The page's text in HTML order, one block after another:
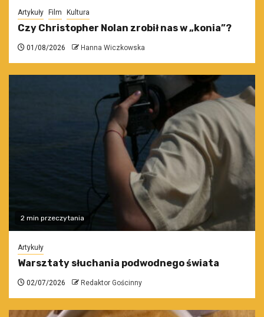
Artykuły Film Kultura
Czy Christopher Nolan zrobił nas w „konia”?
01/08/2026 Hanna Wiczkowska
2 min przeczytania
Artykuły
Warsztaty słuchania podwodnego świata
02/07/2026 Redaktor Gościnny